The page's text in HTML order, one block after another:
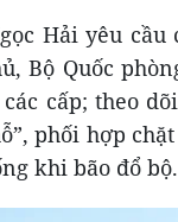
Hải yêu
Bộ Quốc
cấp; theo
phối hợp
khi bão đổ bộ.